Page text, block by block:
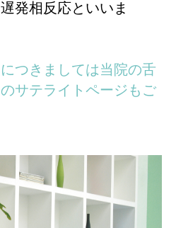
発相反応といいま
つきましては当院の舌
サテライトページもご